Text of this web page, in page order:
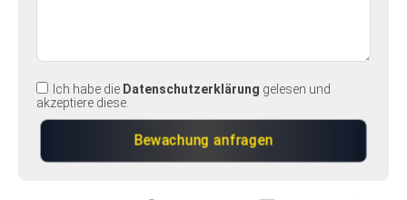
Ich habe die Datenschutzerklärung gelesen und
akzeptiere diese.